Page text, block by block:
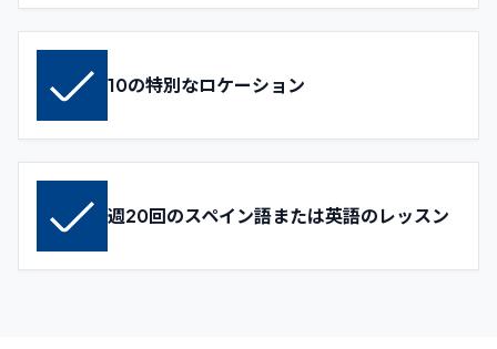
10の特別なロケーション
週20回のスペイン語または英語のレッスン